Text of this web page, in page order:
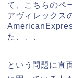
て、こちらのペ
アヴィレックス
た、、、
という問題に直